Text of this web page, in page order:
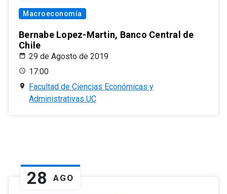
Macroeconomía
Bernabe Lopez-Martin, Banco Central de
Chile
29 de Agosto de 2019
17:00
Facultad de Ciencias Económicas y
Administrativas UC
28 AGO